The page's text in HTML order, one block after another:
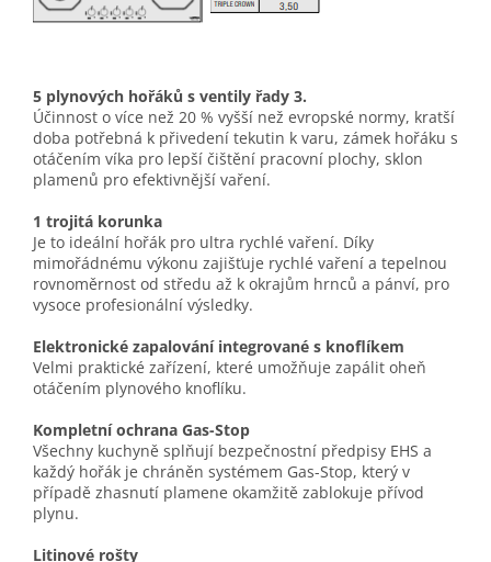
5 plynových hořáků s ventily řady 3.
Účinnost o více než 20 % vyšší než evropské normy, kratší
doba potřebná k přivedení tekutin k varu, zámek hořáku s
otáčením víka pro lepší čištění pracovní plochy, sklon
plamenů pro efektivnější vaření.
1 trojitá korunka
Je to ideální hořák pro ultra rychlé vaření. Díky
mimořádnému výkonu zajišťuje rychlé vaření a tepelnou
rovnoměrnost od středu až k okrajům hrnců a pánví, pro
vysoce profesionální výsledky.
Elektronické zapalování integrované s knoflíkem
Velmi praktické zařízení, které umožňuje zapálit oheň
otáčením plynového knoflíku.
Kompletní ochrana Gas-Stop
Všechny kuchyně splňují bezpečnostní předpisy EHS a
každý hořák je chráněn systémem Gas-Stop, který v
případě zhasnutí plamene okamžitě zablokuje přívod
plynu.
Litinové rošty